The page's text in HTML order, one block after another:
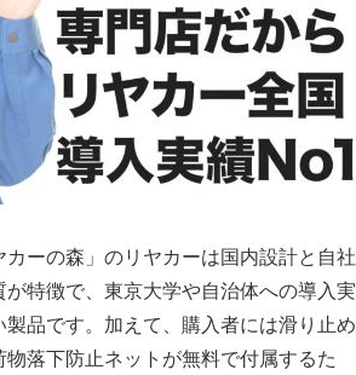
カーの森」のリヤカーは国内設計と自社
特徴で、東京大学や自治体への導入実
品です。加えて、購入者には滑り止め
落下防止ネットが無料で付属するた